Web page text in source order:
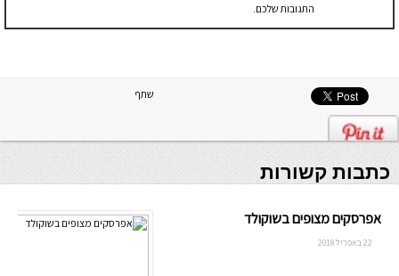
התגובות שלכם.
שתף
כתבות קשורות
אפרסקים מצופים בשוקולד
22 באפריל 2018